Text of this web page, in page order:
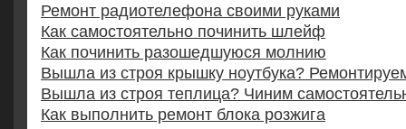
Ремонт радиотелефона своими руками
Как самостоятельно починить шлейф
Как починить разошедшуюся молнию
Вышла из строя крышку ноутбука?
Вышла из строя теплица? Чиним
Как выполнить ремонт блока розжига